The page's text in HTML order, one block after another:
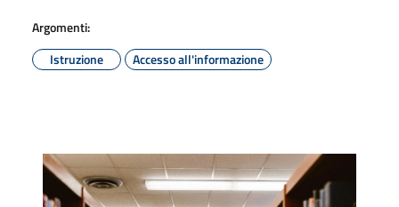
Argomenti:
Istruzione
Accesso all'informazione